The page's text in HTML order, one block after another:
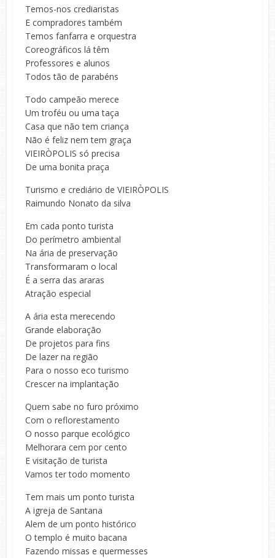
Temos-nos crediaristas
E compradores também
Temos fanfarra e orquestra
Coreográficos lá têm
Professores e alunos
Todos tão de parabéns
Todo campeão merece
Um troféu ou uma taça
Casa que não tem criança
Não é feliz nem tem graça
VIEIRÒPOLIS só precisa
De uma bonita praça
Turismo e crediário de VIEIRÒPOLIS
Raimundo Nonato da silva
Em cada ponto turista
Do perímetro ambiental
Na ária de preservação
Transformaram o local
É a serra das araras
Atração especial
A ária esta merecendo
Grande elaboração
De projetos para fins
De lazer na região
Para o nosso eco turismo
Crescer na implantação
Quem sabe no furo próximo
Com o reflorestamento
O nosso parque ecológico
Melhorara cem por cento
E visitação de turista
Vamos ter todo momento
Tem mais um ponto turista
A igreja de Santana
Alem de um ponto histórico
O templo é muito bacana
Fazendo missas e quermesses